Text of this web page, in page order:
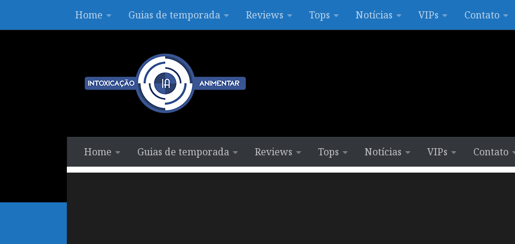
Skip to contentHome Guias de temporada Reviews Tops Notícias VIPs Contato
Home Guias de temporada Reviews Tops Notícias VIPs Contato